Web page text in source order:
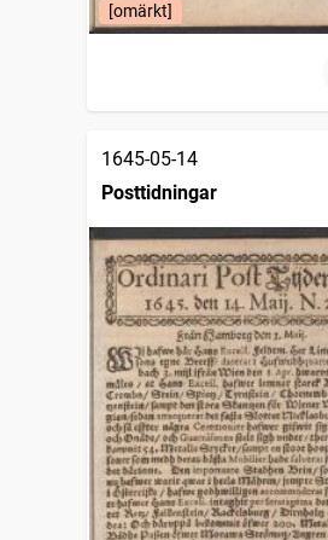
[omärkt]
1645-05-14
Posttidningar